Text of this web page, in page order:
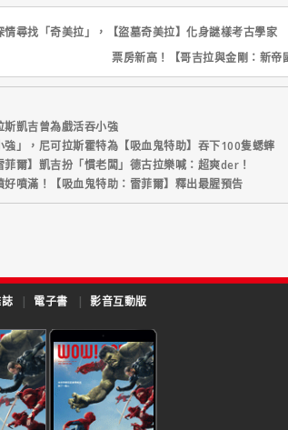
情尋找「奇美拉」，【盜墓奇美拉】化身謎樣考古學家
票房新高！【哥吉拉與金剛：新
斯凱吉曾為戲活吞小強
強」，尼可拉斯霍特為【吸血鬼特助】吞下100隻蟋蟀
菲爾】凱吉扮「慣老闆」德古拉樂喊：超爽der！
噴滿！【吸血鬼特助：雷菲爾】釋出最腥預告
| 電子書 | 影音互動版